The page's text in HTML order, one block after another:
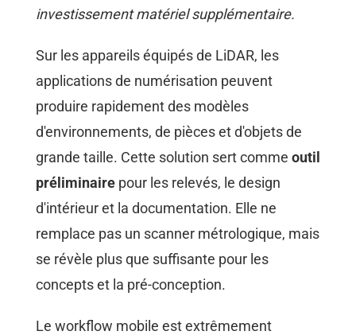
investissement matériel supplémentaire.
Sur les appareils équipés de LiDAR, les
applications de numérisation peuvent
produire rapidement des modèles
d'environnements, de pièces et d'objets de
grande taille. Cette solution sert comme outil
préliminaire pour les relevés, le design
d'intérieur et la documentation. Elle ne
remplace pas un scanner métrologique, mais
se révèle plus que suffisante pour les
concepts et la pré-conception.
Le workflow mobile est extrêmement